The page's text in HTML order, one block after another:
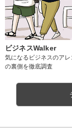
ビジネスWalker
気になるビジネスのアレ
の裏側を徹底調査